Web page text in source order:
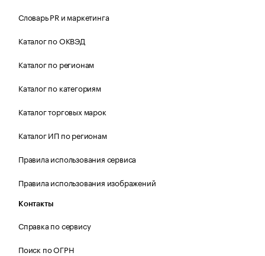
Словарь PR и маркетинга
Каталог по ОКВЭД
Каталог по регионам
Каталог по категориям
Каталог торговых марок
Каталог ИП по регионам
Правила использования сервиса
Правила использования изображений
Контакты
Справка по сервису
Поиск по ОГРН